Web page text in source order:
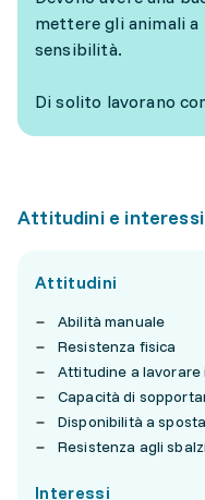
mettere gli animali
sensibilità.
Di solito lavorano
Attitudini e interessi
Attitudini
Abilità manuale
Resistenza fisica
Attitudine a lavorare
Capacità di
Disponibilità a
Resistenza agli
Interessi